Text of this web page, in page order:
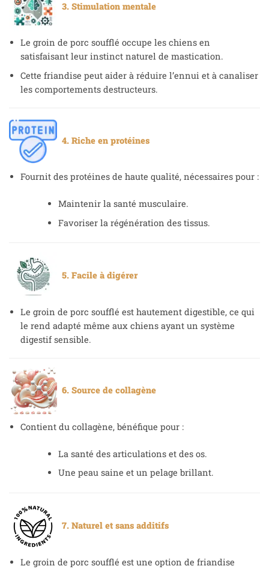
3. Stimulation mentale
Le groin de porc soufflé occupe les chiens en
satisfaisant leur instinct naturel de mastication.
Cette friandise peut aider à réduire l’ennui et à canaliser
les comportements destructeurs.
4. Riche en protéines
Fournit des protéines de haute qualité, nécessaires pour :
Maintenir la santé musculaire.
Favoriser la régénération des tissus.
5. Facile à digérer
Le groin de porc soufflé est hautement digestible, ce qui
le rend adapté même aux chiens ayant un système
digestif sensible.
6. Source de collagène
Contient du collagène, bénéfique pour :
La santé des articulations et des os.
Une peau saine et un pelage brillant.
7. Naturel et sans additifs
Le groin de porc soufflé est une option de friandise